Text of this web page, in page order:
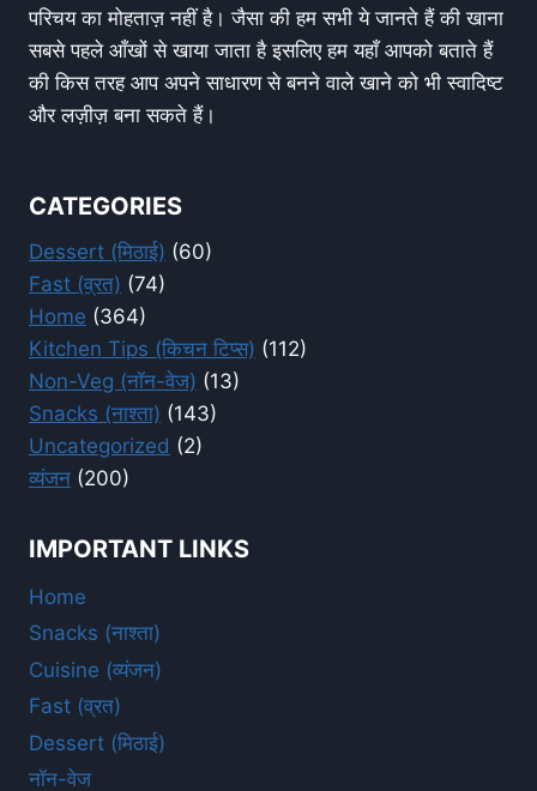
परिचय का मोहताज़ नहीं है। जैसा की हम सभी ये जानते हैं की खाना
सबसे पहले आँखों से खाया जाता है इसलिए हम यहाँ आपको बताते हैं
की किस तरह आप अपने साधारण से बनने वाले खाने को भी स्वादिष्ट
और लज़ीज़ बना सकते हैं।
CATEGORIES
Dessert (मिठाई) (60)
Fast (व्रत) (74)
Home (364)
Kitchen Tips (किचन टिप्स) (112)
Non-Veg (नॉन-वेज) (13)
Snacks (नाश्ता) (143)
Uncategorized (2)
व्यंजन (200)
IMPORTANT LINKS
Home
Snacks (नाश्ता)
Cuisine (व्यंजन)
Fast (व्रत)
Dessert (मिठाई)
नॉन-वेज